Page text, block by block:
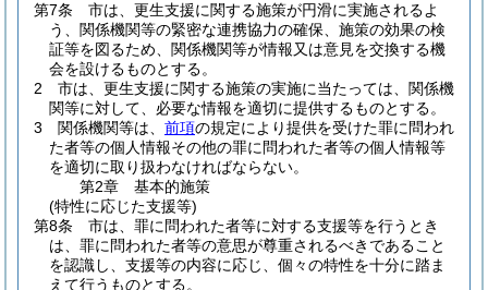
第7条
市は、更生支援に関する施策が円滑に実施されるよ
う、関係機関等の緊密な連携協力の確保、施策の効果の検
証等を図るため、関係機関等が情報又は意見を交換する機
会を設けるものとする。
2
市は、更生支援に関する施策の実施に当たっては、関係機
関等に対して、必要な情報を適切に提供するものとする。
3
関係機関等は、 前項の規定により提供を受けた罪に問われ
た者等の個人情報その他の罪に問われた者等の個人情報等
を適切に取り扱わなければならない。
第2章
基本的施策
(特性に応じた支援等)
第8条
市は、罪に問われた者等に対する支援等を行うとき
は、罪に問われた者等の意思が尊重されるべきであること
を認識し、支援等の内容に応じ、個々の特性を十分に踏ま
えて行うものとする。